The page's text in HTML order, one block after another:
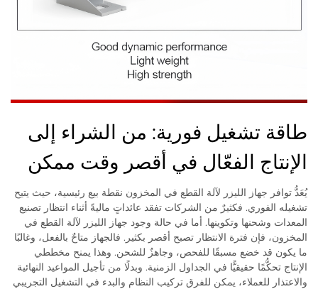
طاقة تشغيل فورية: من الشراء إلى
الإنتاج الفعّال في أقصر وقت ممكن
يُعَدُّ توافر جهاز الليزر لآلة القطع في المخزون نقطة بيع رئيسية، حيث يتيح
تشغيله الفوري. فكثيرٌ من الشركات تفقد عائداتٍ ماليةً أثناء انتظار تصنيع
المعدات وشحنها وتكوينها. أما في حالة وجود جهاز الليزر لآلة القطع في
المخزون، فإن فترة الانتظار تصبح أقصر بكثير. فالجهاز متاحٌ بالفعل، وغالبًا
ما يكون قد خضع مسبقًا للفحص، وجاهزٌ للشحن. وهذا يمنح مخططي
الإنتاج تحكُّمًا حقيقيًّا في الجداول الزمنية. وبدلًا من تأجيل المواعيد النهائية
والاعتذار للعملاء، يمكن للفرق تركيب النظام والبدء في التشغيل التجريبي